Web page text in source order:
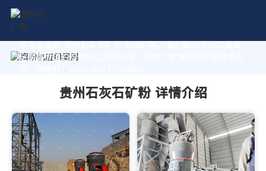
作为专业的 贵州石灰石矿粉 制造厂家，我们致力于为您量身
定制高价值的粉体加工系统方案。获取厂家直销报价及技术支
贵州石灰石矿粉 详情介绍